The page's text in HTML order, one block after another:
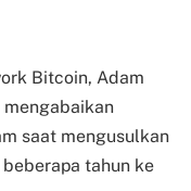
Bitcoin, Adam
saat mengusulkan
tahun ke